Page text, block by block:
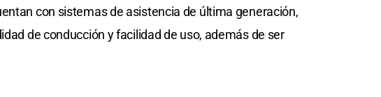
con sistemas de asistencia de última generación,
de conducción y facilidad de uso, además de ser